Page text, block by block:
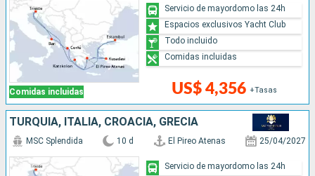
Comidas incluidas US$ 4,356 +Tasas
Servicio de mayordomo las 24h
Espacios exclusivos Yacht Club
Todo incluido
Comidas incluidas
TURQUÍA, ITALIA, CROACIA, GRECIA
MSC Splendida 10 d El Pireo Atenas 25/04/2027
Servicio de mayordomo las 24h